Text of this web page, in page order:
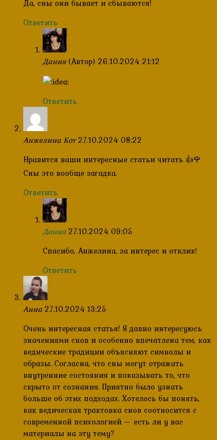
Да, сны они бывает и сбываются!
Ответить
Дания (Автор) 26.10.2024 21:12
Ответить
Анжелина Кот 27.10.2024 08:22
Нравится ваши интересные статьи читать 👍🌹
Сны это вообще загадка.
Ответить
Дания 27.10.2024 09:05
Спасибо, Анжелина, за интерес и отклик!
Ответить
Анна 27.10.2024 13:25
Очень интересная статья! Я давно интересуюсь
значениями снов и особенно впечатлена тем, как
ведические традиции объясняют символы и
образы. Согласна, что сны могут отражать
внутренние состояния и показывать то, что
скрыто от сознания. Приятно было узнать
больше об этих подходах. Хотелось бы понять,
как ведическая трактовка снов соотносится с
современной психологией — есть ли у вас
материалы на эту тему?